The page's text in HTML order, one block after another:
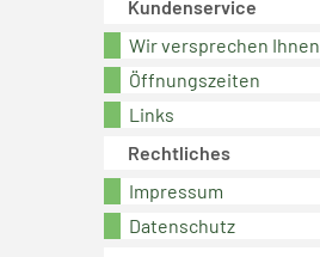
Kundenservice
Wir versprechen Ihnen
Öffnungszeiten
Links
Rechtliches
Impressum
Datenschutz